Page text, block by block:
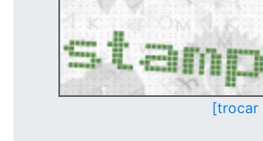
[trocar